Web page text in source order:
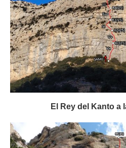
El Rey del Kanto a